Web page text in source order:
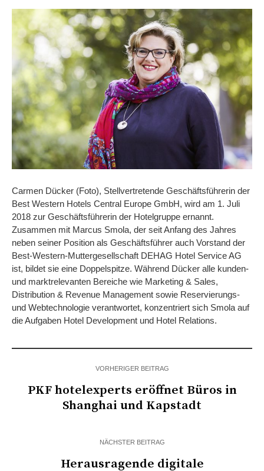
Carmen Dücker (Foto), Stellvertretende Geschäftsführerin der
Best Western Hotels Central Europe GmbH, wird am 1. Juli
2018 zur Geschäftsführerin der Hotelgruppe ernannt.
Zusammen mit Marcus Smola, der seit Anfang des Jahres
neben seiner Position als Geschäftsführer auch Vorstand der
Best-Western-Muttergesellschaft DEHAG Hotel Service AG
ist, bildet sie eine Doppelspitze. Während Dücker alle kunden-
und marktrelevanten Bereiche wie Marketing & Sales,
Distribution & Revenue Management sowie Reservierungs-
und Webtechnologie verantwortet, konzentriert sich Smola auf
die Aufgaben Hotel Development und Hotel Relations.
VORHERIGER BEITRAG
PKF hotelexperts eröffnet Büros in
Shanghai und Kapstadt
NÄCHSTER BEITRAG
Herausragende digitale